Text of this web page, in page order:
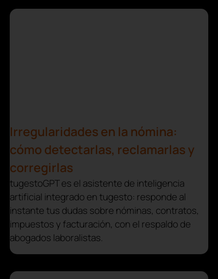
Irregularidades en la nómina:
cómo detectarlas, reclamarlas y
corregirlas
tugestoGPT es el asistente de inteligencia
artificial integrado en tugesto: responde al
instante tus dudas sobre nóminas, contratos,
impuestos y facturación, con el respaldo de
abogados laboralistas.